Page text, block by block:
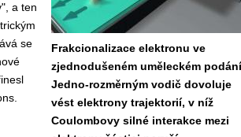
Frakcionalizace elektronu ve
zjednodušeném uměleckém
Jedno-rozměrným vodič dovoluje
vést elektrony trajektorií, v níž
Coulombovy silné interakce mezi
a ten
se